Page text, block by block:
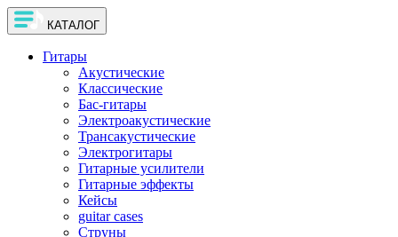
КАТАЛОГ
Гитары
Акустические
Классические
Бас-гитары
Электроакустические
Трансакустические
Электрогитары
Гитарные усилители
Гитарные эффекты
Кейсы
guitar cases
Струны